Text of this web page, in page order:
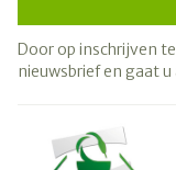
Door op inschrijven
nieuwsbrief en gaat